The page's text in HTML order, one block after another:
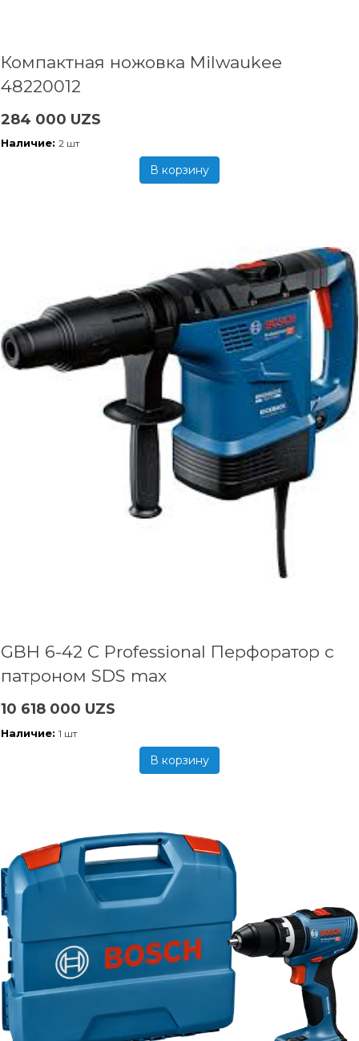
Компактная ножовка Milwaukee
48220012
284 000 UZS
Наличие: 2 шт
В корзину
GBH 6-42 C Professional Перфоратор с
патроном SDS max
10 618 000 UZS
Наличие: 1 шт
В корзину